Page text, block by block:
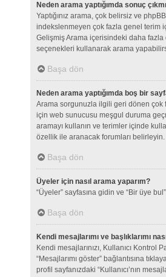
Neden arama yaptığımda sonuç
Yaptığınız arama, çok belirsiz ve
indekslenmeyen çok fazla genel terim
Gelişmiş Arama içerisindeki daha fazla
seçenekleri kullanarak arama
Başa dön
Neden arama yaptığımda boş bir
Arama sorgunuzla ilgili geri dönen çok
için web sunucusu meşgul duruma
aramayı kullanın ve terimler içinde
özellik ile aranacak forumları belirleyin.
Başa dön
Üyeler için nasıl arama yaparım?
“Üyeler” sayfasına gidin ve “Bir üye
Başa dön
Kendi mesajlarımı ve başlıklarımı
Kendi mesajlarınızı, Kullanıcı Kontrol
“Mesajlarımı göster” bağlantısına
profil sayfanızdaki “Kullanıcı’nın